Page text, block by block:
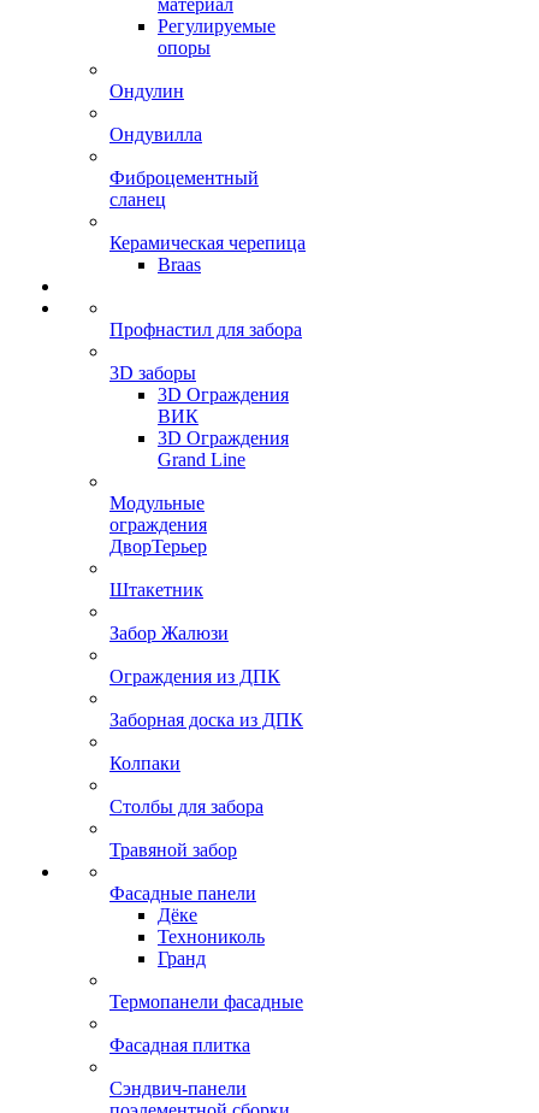
материал
Регулируемые
опоры
Ондулин
Ондувилла
Фиброцементный
сланец
Керамическая черепица
Braas
Профнастил для забора
3D заборы
3D Ограждения
ВИК
3D Ограждения
Grand Line
Модульные
ограждения
ДворТерьер
Штакетник
Забор Жалюзи
Ограждения из ДПК
Заборная доска из ДПК
Колпаки
Столбы для забора
Травяной забор
Фасадные панели
Дёке
Технониколь
Гранд
Термопанели фасадные
Фасадная плитка
Сэндвич-панели